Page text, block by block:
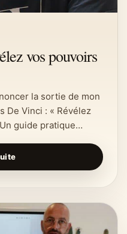
vos pouvoirs
la sortie de mon
De Vinci : « Révélez
guide pratique…